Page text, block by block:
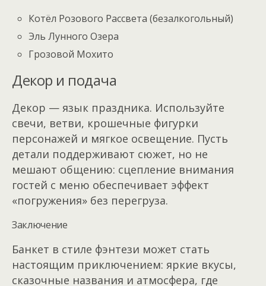
Котёл Розового Рассвета (безалкогольный)
Эль Лунного Озера
Грозовой Мохито
Декор и подача
Декор — язык праздника. Используйте
свечи, ветви, крошечные фигурки
персонажей и мягкое освещение. Пусть
детали поддерживают сюжет, но не
мешают общению: сцепление внимания
гостей с меню обеспечивает эффект
«погружения» без перегруза.
Заключение
Банкет в стиле фэнтези может стать
настоящим приключением: яркие вкусы,
сказочные названия и атмосфера, где